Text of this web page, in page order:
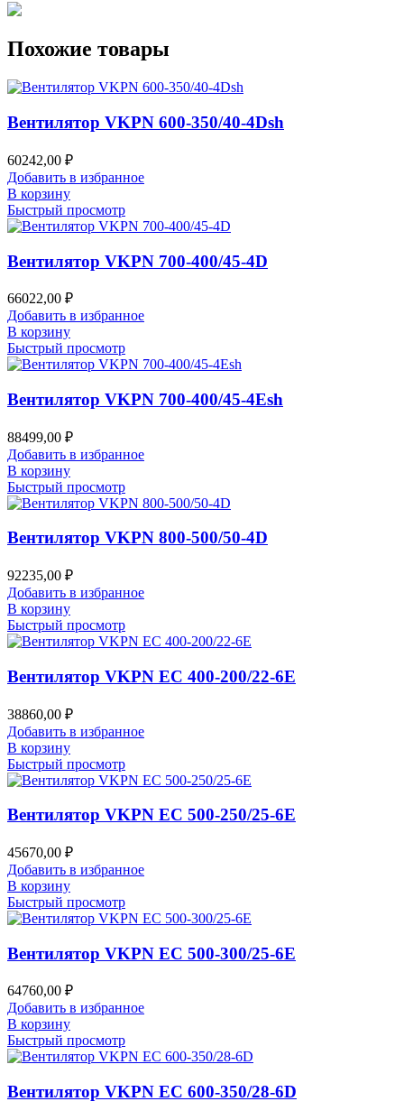
Похожие товары
Вентилятор VKPN 600-350/40-4Dsh
60242,00 ₽
Добавить в избранное
В корзину
Быстрый просмотр
Вентилятор VKPN 700-400/45-4D
66022,00 ₽
Добавить в избранное
В корзину
Быстрый просмотр
Вентилятор VKPN 700-400/45-4Esh
88499,00 ₽
Добавить в избранное
В корзину
Быстрый просмотр
Вентилятор VKPN 800-500/50-4D
92235,00 ₽
Добавить в избранное
В корзину
Быстрый просмотр
Вентилятор VKPN EC 400-200/22-6E
38860,00 ₽
Добавить в избранное
В корзину
Быстрый просмотр
Вентилятор VKPN EC 500-250/25-6E
45670,00 ₽
Добавить в избранное
В корзину
Быстрый просмотр
Вентилятор VKPN EC 500-300/25-6E
64760,00 ₽
Добавить в избранное
В корзину
Быстрый просмотр
Вентилятор VKPN EC 600-350/28-6D